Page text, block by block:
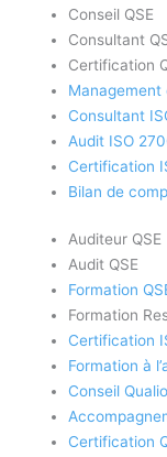
Conseil QSE
Consultant
Certification
Management
Consultant
Audit ISO
Certification
Bilan de
Auditeur QSE
Audit QSE
Formation
Formation
Certification
Formation à
Conseil
Certification